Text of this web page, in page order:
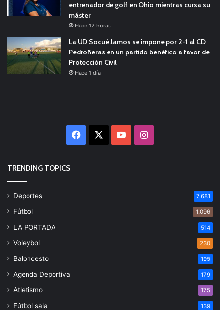
entrenador de golf en Ohio mientras cursa su
máster
Hace 12 horas
La UD Socuéllamos se impone por 2-1 al CD
Pedroñeras en un partido benéfico a favor de
Protección Civil
Hace 1 día
Facebook YouTubeInstagram
TRENDING TOPICS
Deportes 7.681
Fútbol 1.096
LA PORTADA 514
Voleybol 230
Baloncesto 195
Agenda Deportiva 179
Atletismo 175
Fútbol sala 139